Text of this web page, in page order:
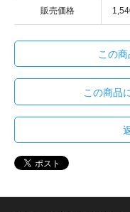
販売価格
この
この商品